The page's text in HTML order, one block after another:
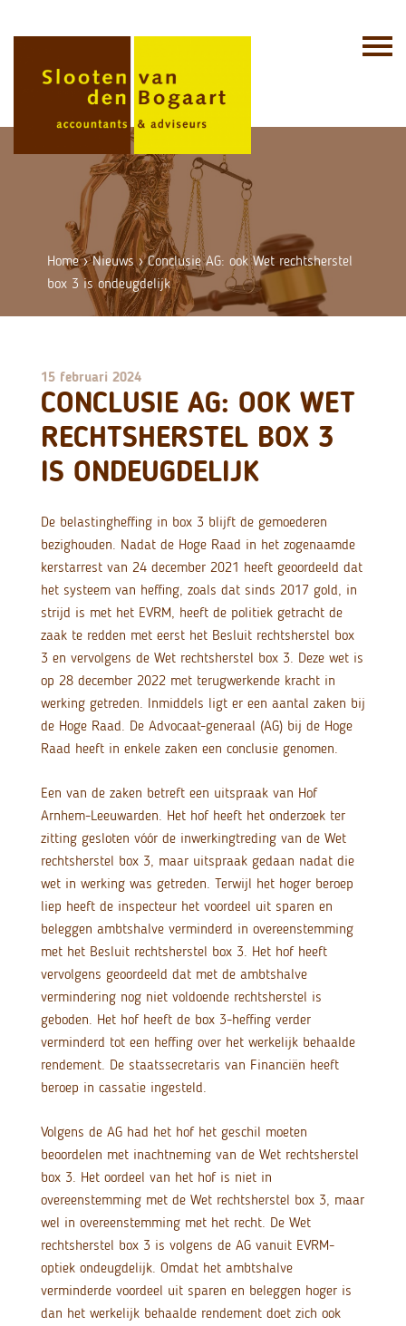
Home›Nieuws›Conclusie AG: ook Wet rechtsherstel
box 3 is ondeugdelijk
15 februari 2024
CONCLUSIE AG: OOK WET
RECHTSHERSTEL BOX 3
IS ONDEUGDELIJK
De belastingheffing in box 3 blijft de gemoederen
bezighouden. Nadat de Hoge Raad in het zogenaamde
kerstarrest van 24 december 2021 heeft geoordeeld dat
het systeem van heffing, zoals dat sinds 2017 gold, in
strijd is met het EVRM, heeft de politiek getracht de
zaak te redden met eerst het Besluit rechtsherstel box
3 en vervolgens de Wet rechtsherstel box 3. Deze wet is
op 28 december 2022 met terugwerkende kracht in
werking getreden. Inmiddels ligt er een aantal zaken bij
de Hoge Raad. De Advocaat-generaal (AG) bij de Hoge
Raad heeft in enkele zaken een conclusie genomen.
Een van de zaken betreft een uitspraak van Hof
Arnhem-Leeuwarden. Het hof heeft het onderzoek ter
zitting gesloten vóór de inwerkingtreding van de Wet
rechtsherstel box 3, maar uitspraak gedaan nadat die
wet in werking was getreden. Terwijl het hoger beroep
liep heeft de inspecteur het voordeel uit sparen en
beleggen ambtshalve verminderd in overeenstemming
met het Besluit rechtsherstel box 3. Het hof heeft
vervolgens geoordeeld dat met de ambtshalve
vermindering nog niet voldoende rechtsherstel is
geboden. Het hof heeft de box 3-heffing verder
verminderd tot een heffing over het werkelijk behaalde
rendement. De staatssecretaris van Financiën heeft
beroep in cassatie ingesteld.
Volgens de AG had het hof het geschil moeten
beoordelen met inachtneming van de Wet rechtsherstel
box 3. Het oordeel van het hof is niet in
overeenstemming met de Wet rechtsherstel box 3, maar
wel in overeenstemming met het recht. De Wet
rechtsherstel box 3 is volgens de AG vanuit EVRM-
optiek ondeugdelijk. Omdat het ambtshalve
verminderde voordeel uit sparen en beleggen hoger is
dan het werkelijk behaalde rendement doet zich ook